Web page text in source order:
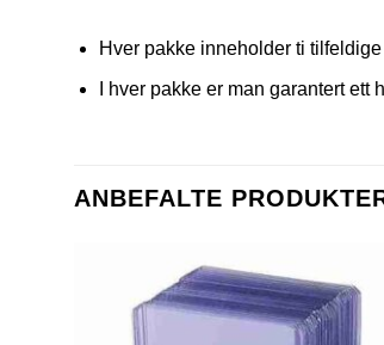
Hver pakke inneholder ti
I hver pakke er man garantert ett
ANBEFALTE